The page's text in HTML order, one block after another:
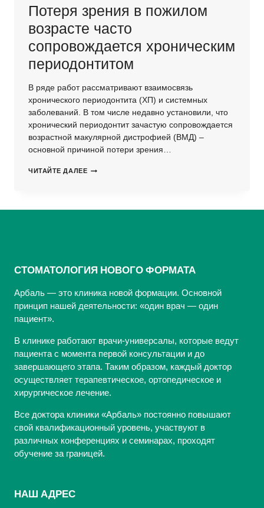
Потеря зрения в пожилом
возрасте часто
сопровождается хроническим
периодонтитом
В ряде работ рассматривают взаимосвязь
хронического периодонтита (ХП) и системных
заболеваний. В том числе недавно установили, что
хронический периодонтит зачастую сопровождается
возрастной макулярной дистрофией (ВМД) –
основной причиной потери зрения…
ЧИТАЙТЕ ДАЛЕЕ ПОТЕРЯ
СТОМАТОЛОГИЯ НОВОГО ФОРМАТА
Арбаль — это клиника новой формации. Основной
принцип нашей деятельности: «один врач — один
пациент».
В клинике работают врачи-универсалы, которые ведут
пациента с момента первой консультации и до
завершающего этапа. Таким образом, каждый доктор
осуществляет терапевтическое, ортопедическое и
хирургическое лечение.
Все доктора клиники «Арбаль» постоянно повышают
свой квалификационный уровень, участвуют в
различных конференциях и семинарах, проходят
обучение за границей.
НАШ АДРЕС